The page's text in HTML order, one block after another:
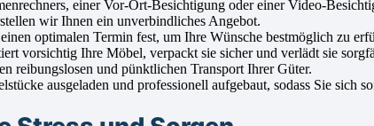
einer Vor-Ort-Besichtigung oder einer Video-
wir Ihnen ein unverbindliches Angebot.
optimalen Termin fest, um Ihre Wünsche bestmöglich zu
vorsichtig Ihre Möbel, verpackt sie sicher und verlädt sie
reibungslosen und pünktlichen Transport Ihrer Güter.
ausgeladen und professionell aufgebaut, sodass Sie sich